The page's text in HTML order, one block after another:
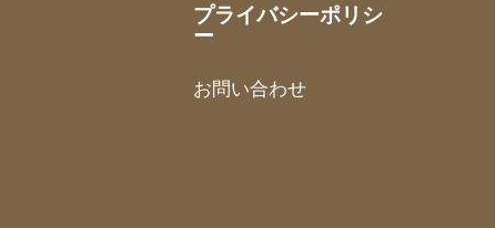
プライバシーポリシ
ー
お問い合わせ